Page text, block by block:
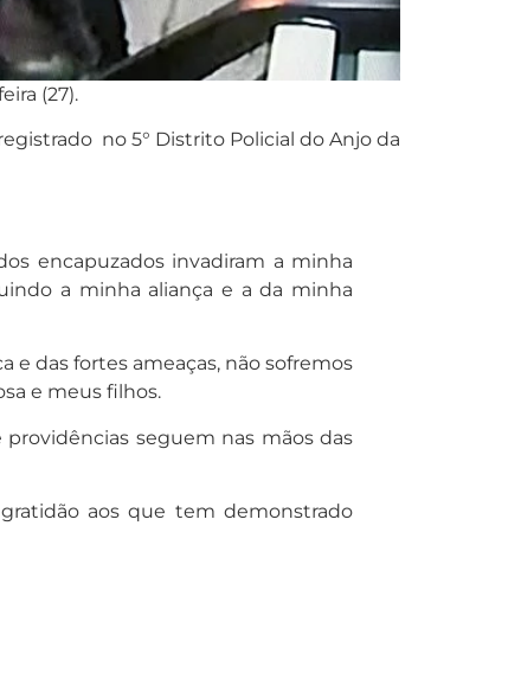
(27).
no 5° Distrito Policial do Anjo da
encapuzados invadiram a minha
a minha aliança e a da minha
e das fortes ameaças, não sofremos
e meus filhos.
seguem nas mãos das
aos que tem demonstrado